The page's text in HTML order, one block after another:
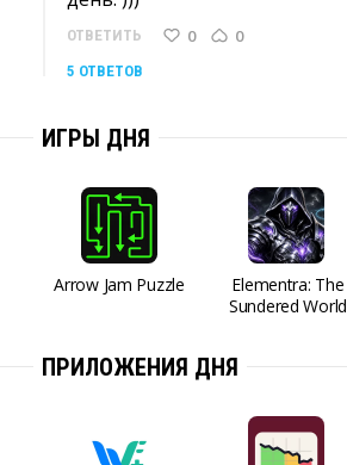
ОТВЕТИТЬ 0 0
5 ОТВЕТОВ
ИГРЫ ДНЯ
Arrow Jam Puzzle
Elementra: The
Sundered World
ПРИЛОЖЕНИЯ ДНЯ